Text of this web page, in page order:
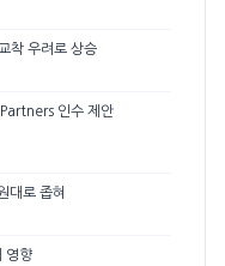
착 우려로 상승
인수 제안
대로 좁혀
영향